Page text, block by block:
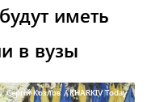
иметь
в вузы
Сергій Козлов / KHARKIV Today